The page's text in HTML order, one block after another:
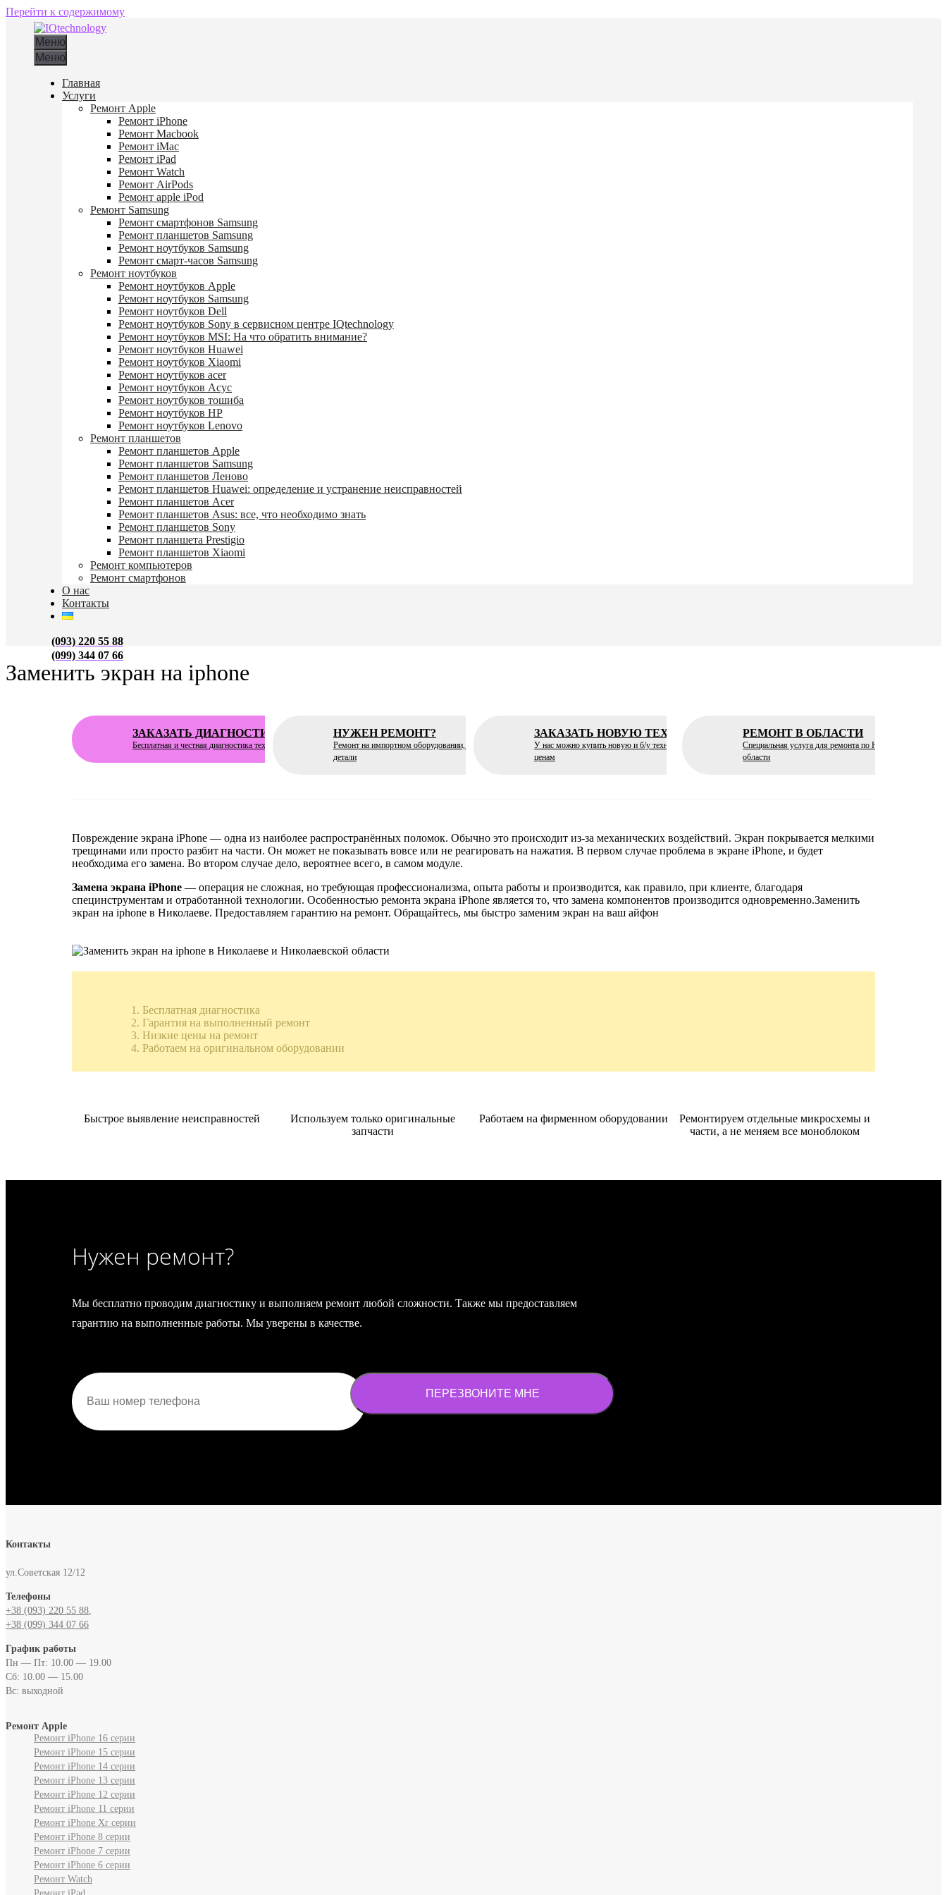
Перейти к содержимому
Меню
Меню
Главная
Услуги
Ремонт Apple
Ремонт iPhone
Ремонт Macbook
Ремонт iMac
Ремонт iPad
Ремонт Watch
Ремонт AirPods
Ремонт apple iPod
Ремонт Samsung
Ремонт смартфонов Samsung
Ремонт планшетов Samsung
Ремонт ноутбуков Samsung
Ремонт смарт-часов Samsung
Ремонт ноутбуков
Ремонт ноутбуков Apple
Ремонт ноутбуков Samsung
Ремонт ноутбуков Dell
Ремонт ноутбуков Sony в сервисном центре IQtechnology
Ремонт ноутбуков MSI: На что обратить внимание?
Ремонт ноутбуков Huawei
Ремонт ноутбуков Xiaomi
Ремонт ноутбуков acer
Ремонт ноутбуков Асус
Ремонт ноутбуков тошиба
Ремонт ноутбуков HP
Ремонт ноутбуков Lenovo
Ремонт планшетов
Ремонт планшетов Apple
Ремонт планшетов Samsung
Ремонт планшетов Леново
Ремонт планшетов Huawei: определение и устранение неисправностей
Ремонт планшетов Acer
Ремонт планшетов Asus: все, что необходимо знать
Ремонт планшетов Sony
Ремонт планшета Prestigio
Ремонт планшетов Xiaomi
Ремонт компьютеров
Ремонт смартфонов
О нас
Контакты
(093) 220 55 88
(099) 344 07 66
Заменить экран на iphone
ЗАКАЗАТЬ ДИАГНОСТИКУ
Бесплатная и честная диагностика техники
НУЖЕН РЕМОНТ?
Ремонт на импортном оборудовании, +качественные
детали
ЗАКАЗАТЬ НОВУЮ ТЕХНИКУ
У нас можно купить новую и б/у технику по лучшим
ценам
РЕМОНТ В ОБЛАСТИ
Специальная услуга для ремонта по Николаевской
области
Повреждение экрана iPhone — одна из наиболее распространённых поломок. Обычно это происходит из-за механических воздействий. Экран покрывается мелкими
трещинами или просто разбит на части. Он может не показывать вовсе или не реагировать на нажатия. В первом случае проблема в экране iPhone, и будет
необходима его замена. Во втором случае дело, вероятнее всего, в самом модуле.
Замена экрана iPhone — операция не сложная, но требующая профессионализма, опыта работы и производится, как правило, при клиенте, благодаря
специнструментам и отработанной технологии. Особенностью ремонта экрана iPhone является то, что замена компонентов производится одновременно.Заменить
экран на iphone в Николаеве. Предоставляем гарантию на ремонт. Обращайтесь, мы быстро заменим экран на ваш айфон
Бесплатная диагностика
Гарантия на выполненный ремонт
Низкие цены на ремонт
Работаем на оригинальном оборудовании
Быстрое выявление неисправностей
Используем только оригинальные
запчасти
Работаем на фирменном оборудовании
Ремонтируем отдельные микросхемы и
части, а не меняем все моноблоком
Нужен ремонт?
Мы бесплатно проводим диагностику и выполняем ремонт любой сложности. Также мы предоставляем
гарантию на выполненные работы. Мы уверены в качестве.
Контакты
ул.Советская 12/12
Телефоны
+38 (093) 220 55 88‬,
+38 (099) 344 07 66
График работы
Пн — Пт: 10.00 — 19.00
Сб: 10.00 — 15.00
Вс: выходной
Ремонт Apple
Ремонт iPhone 16 серии
Ремонт iPhone 15 серии
Ремонт iPhone 14 серии
Ремонт iPhone 13 серии
Ремонт iPhone 12 серии
Ремонт iPhone 11 серии
Ремонт iPhone Xr серии
Ремонт iPhone 8 серии
Ремонт iPhone 7 серии
Ремонт iPhone 6 серии
Ремонт Watch